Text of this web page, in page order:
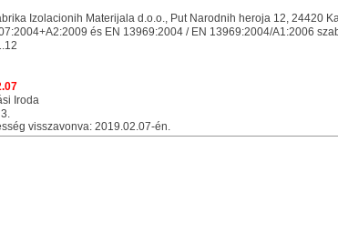
Izolacionih Materijala d.o.o., Put Narodnih heroja 12, 24420
és EN 13969:2004 / EN 13969:2004/A1:2006
Iroda
visszavonva: 2019.02.07-én.